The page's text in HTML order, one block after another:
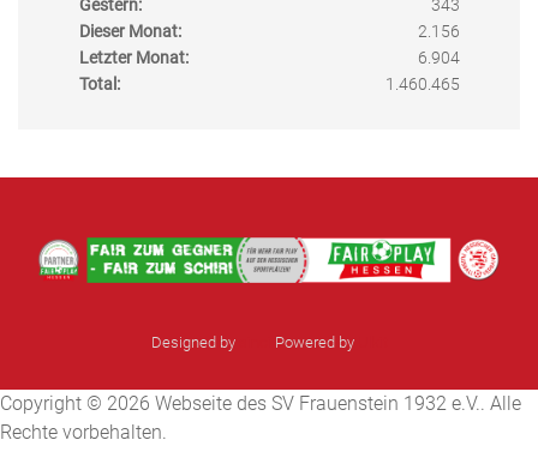
Gestern:
343
Dieser Monat:
2.156
Letzter Monat:
6.904
Total:
1.460.465
Designed by Powered by
Copyright © 2026 Webseite des SV Frauenstein 1932 e.V.. Alle
Rechte vorbehalten.